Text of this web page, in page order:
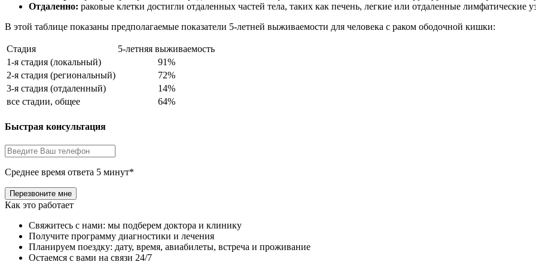
Отдаленно: раковые клетки достигли отдаленных частей тела, таких как печень, легкие или отдаленные лимфатические
В этой таблице показаны предполагаемые показатели 5-летней выживаемости для человека с раком ободочной кишки:
Стадия
5-летняя выживаемость
1-я стадия (локальный)
91%
2-я стадия (региональный)
72%
3-я стадия (отдаленный)
14%
все стадии, общее
64%
Быстрая консультация
Среднее время ответа 5 минут*
Как это работает
Свяжитесь с нами: мы подберем доктора и клинику
Получите программу диагностики и лечения
Планируем поездку: дату, время, авиабилеты, встреча и проживание
Остаемся с вами на связи 24/7